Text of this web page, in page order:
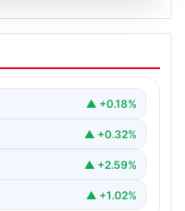
Edilen Binanın
Önlemler
Mahallesi Taşova▲ +0.18%
▲ +0.32%
▲ +2.59%
▲ +1.02%